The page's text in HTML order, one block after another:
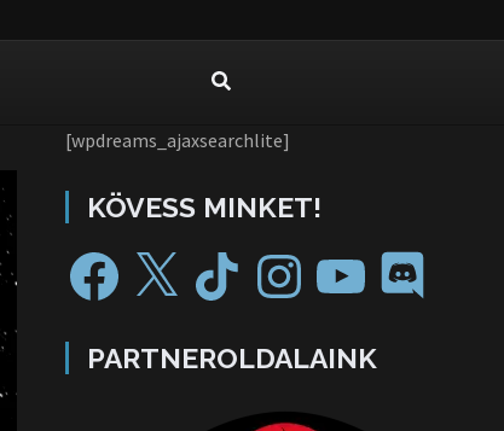
[wpdreams_ajaxsearchlite]
KÖVESS MINKET!
PARTNEROLDALAINK